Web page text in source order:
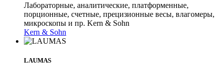
Лабораторные, аналитические, платформенные,
порционные, счетные, прецизионные весы, влагомеры,
микроскопы и пр. Kern & Sohn
Kern & Sohn
LAUMAS